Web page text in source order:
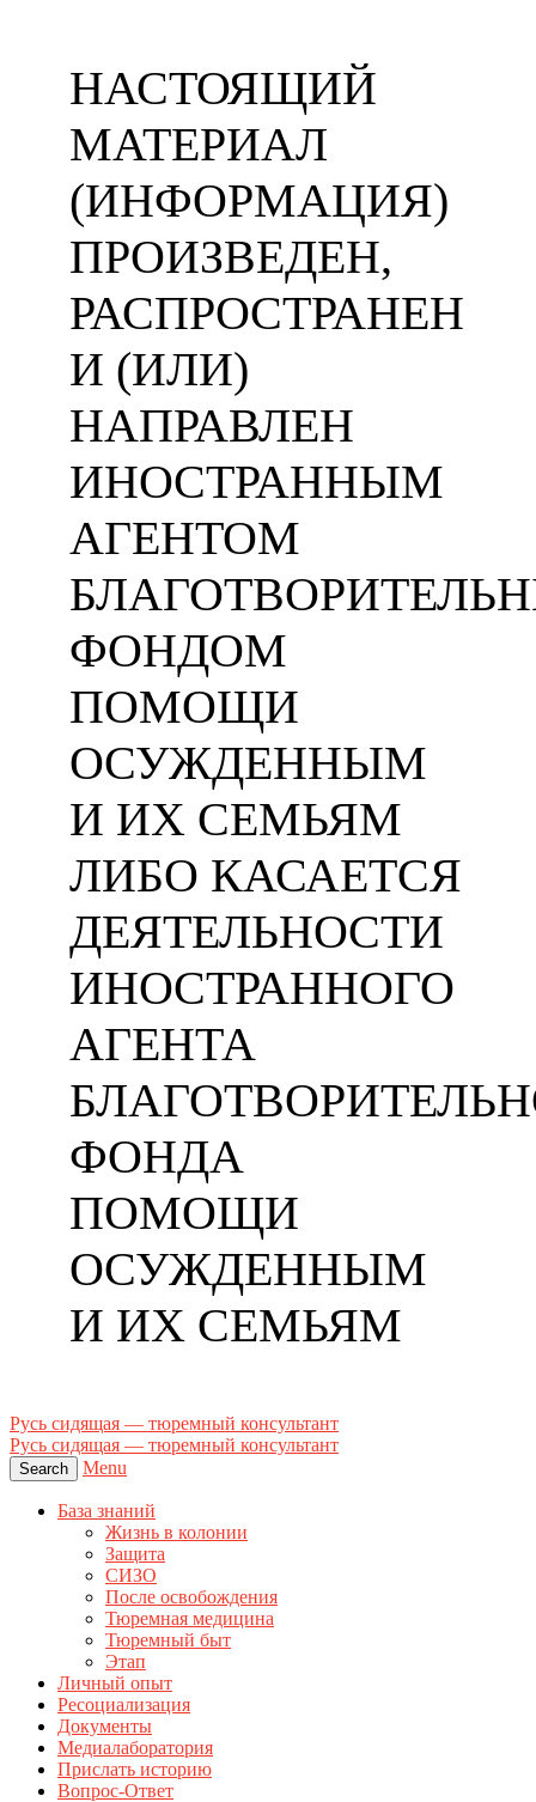
НАСТОЯЩИЙ
МАТЕРИАЛ
(ИНФОРМАЦИЯ)
ПРОИЗВЕДЕН,
РАСПРОСТРАНЕН
И (ИЛИ)
НАПРАВЛЕН
ИНОСТРАННЫМ
АГЕНТОМ
ФОНДОМ
ПОМОЩИ
ОСУЖДЕННЫМ
И ИХ СЕМЬЯМ
ЛИБО КАСАЕТСЯ
ДЕЯТЕЛЬНОСТИ
ИНОСТРАННОГО
АГЕНТА
ФОНДА
ПОМОЩИ
ОСУЖДЕННЫМ
И ИХ СЕМЬЯМ
Русь сидящая — тюремный консультант
Русь сидящая — тюремный консультант
Search Menu
База знаний
Жизнь в колонии
Защита
СИЗО
После освобождения
Тюремная медицина
Тюремный быт
Этап
Личный опыт
Ресоциализация
Документы
Медиалаборатория
Прислать историю
Вопрос-Ответ